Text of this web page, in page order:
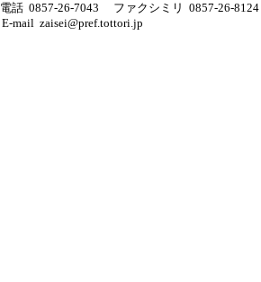
電話 0857-26-7043
ファクシミリ 0857-26-8124
E-mail zaisei@pref.tottori.jp